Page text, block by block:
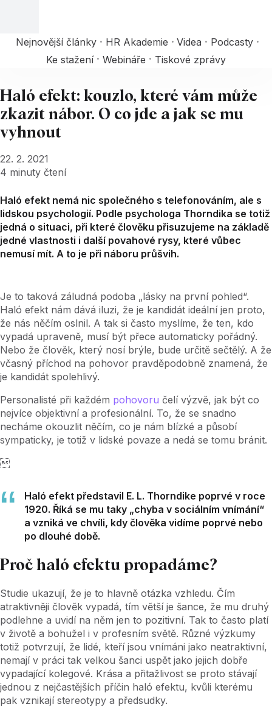
Nejnovější články HR Akademie Videa
Podcasty
Ke stažení
Webináře Tiskové zprávy
Haló efekt: kouzlo, které vám může
zkazit nábor. O co jde a jak se mu
vyhnout
22. 2. 2021
4 minuty čtení
Haló efekt nemá nic společného s telefonováním, ale s
lidskou psychologií. Podle psychologa Thorndika se totiž
jedná o situaci, při které člověku přisuzujeme na základě
jedné vlastnosti i další povahové rysy, které vůbec
nemusí mít. A to je při náboru průšvih.
Je to taková záludná podoba „lásky na první pohled“.
Haló efekt nám dává iluzi, že je kandidát ideální jen proto,
že nás něčím oslnil. A tak si často myslíme, že ten, kdo
vypadá upraveně, musí být přece automaticky pořádný.
Nebo že člověk, který nosí brýle, bude určitě sečtělý. A že
včasný příchod na pohovor pravděpodobně znamená, že
je kandidát spolehlivý.
Personalisté při každém pohovoru čelí výzvě, jak být co
nejvíce objektivní a profesionální. To, že se snadno
necháme okouzlit něčím, co je nám blízké a působí
sympaticky, je totiž v lidské povaze a nedá se tomu bránit.

Haló efekt představil E. L. Thorndike poprvé v roce
1920. Říká se mu taky „chyba v sociálním vnímání“
a vzniká ve chvíli, kdy člověka vidíme poprvé nebo
po dlouhé době.
Proč haló efektu propadáme?
Studie ukazují, že je to hlavně otázka vzhledu. Čím
atraktivněji člověk vypadá, tím větší je šance, že mu druhý
podlehne a uvidí na něm jen to pozitivní. Tak to často platí
v životě a bohužel i v profesním světě. Různé výzkumy
totiž potvrzují, že lidé, kteří jsou vnímáni jako neatraktivní,
nemají v práci tak velkou šanci uspět jako jejich dobře
vypadající kolegové. Krása a přitažlivost se proto stávají
jednou z nejčastějších příčin haló efektu, kvůli kterému
pak vznikají stereotypy a předsudky.